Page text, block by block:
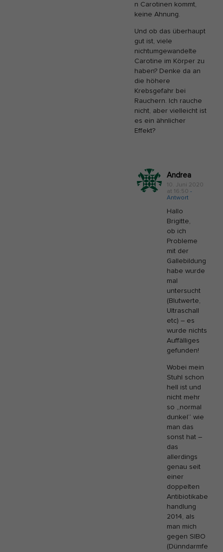
n Carotinen kommt,
keine Ahnung.
Und ob das überhaupt
gut ist, viele
nichtumgewandelte
Carotine im Körper zu
haben? Denke da an
die höhere
Krebsgefahr bei
Rauchern. Ich rauche
nicht, aber vielleicht ist
es ein ähnlicher
Effekt?
Andrea
10. Juni 2020
at 16:50 -
Antwort
Hallo
Brigitte,
ob ich
Probleme
mit der
Gallebildung
habe wurde
mal
untersucht
(Blutwerte,
Ultraschall
etc) – es
wurde nichts
Auffälliges
gefunden!
Wobei mein
Stuhl schon
hell ist und
nicht mehr
so „normal
dunkel“ wie
man das
sonst hat –
das
allerdings
genau seit
einer
doppelten
Antibiotikabe
handlung
2014, als
man mich
gegen SIBO
(Dünndarmfe